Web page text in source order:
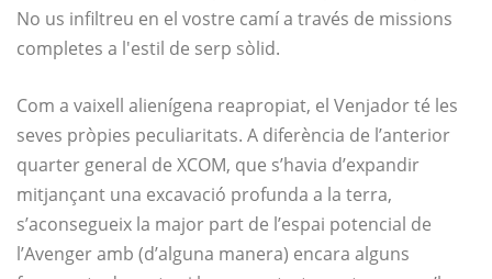
No us infiltreu en el vostre camí a través de missions
completes a l'estil de serp sòlid.
Com a vaixell alienígena reapropiat, el Venjador té les
seves pròpies peculiaritats. A diferència de l’anterior
quarter general de XCOM, que s’havia d’expandir
mitjançant una excavació profunda a la terra,
s’aconsegueix la major part de l’espai potencial de
l’Avenger amb (d’alguna manera) encara alguns